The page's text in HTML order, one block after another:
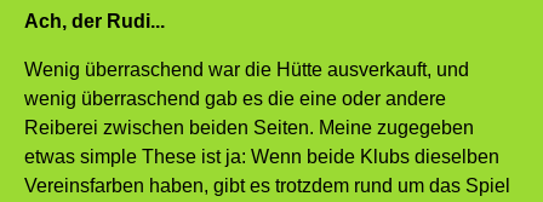
Ach, der Rudi...
Wenig überraschend war die Hütte ausverkauft, und
wenig überraschend gab es die eine oder andere
Reiberei zwischen beiden Seiten. Meine zugegeben
etwas simple These ist ja: Wenn beide Klubs dieselben
Vereinsfarben haben, gibt es trotzdem rund um das Spiel